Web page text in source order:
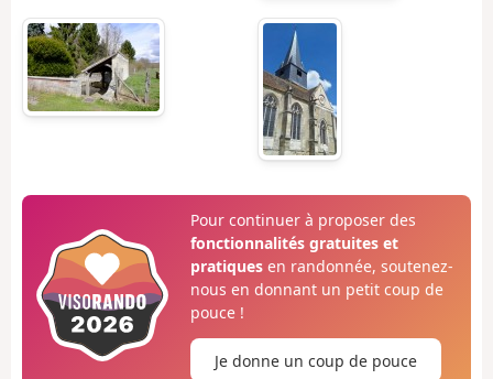
Pour continuer à proposer des
fonctionnalités gratuites et
pratiquesen randonnée, soutenez-
nous en donnant un petit coup de
pouce !
Je donne un coup de pouce